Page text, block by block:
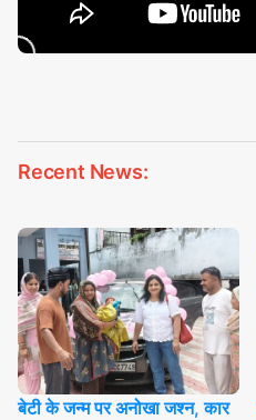
Recent News:
बेटी के जन्म पर अनोखा जश्न, कार